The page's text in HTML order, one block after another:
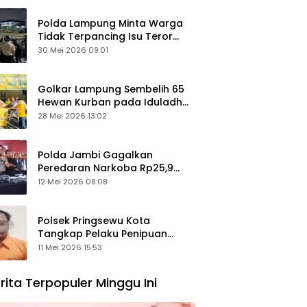
Polda Lampung Minta Warga
Tidak Terpancing Isu Teror
Pocong Palsu, Patroli
30 Mei 2026 09:01
Golkar Lampung Sembelih 65
Hewan Kurban pada Iduladha
1447 Hijriah
28 Mei 2026 13:02
Polda Jambi Gagalkan
Peredaran Narkoba Rp25,9
Miliar, Empat Tersangka
12 Mei 2026 08:08
Polsek Pringsewu Kota
Tangkap Pelaku Penipuan
Mobil, Sempat Kabur ke Jambi
11 Mei 2026 15:53
Terpopuler Minggu Ini